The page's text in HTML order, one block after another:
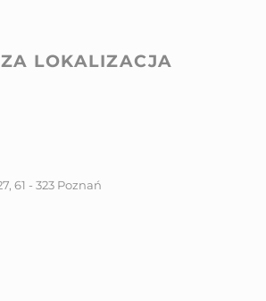
LOKALIZACJA
61 - 323 Poznań